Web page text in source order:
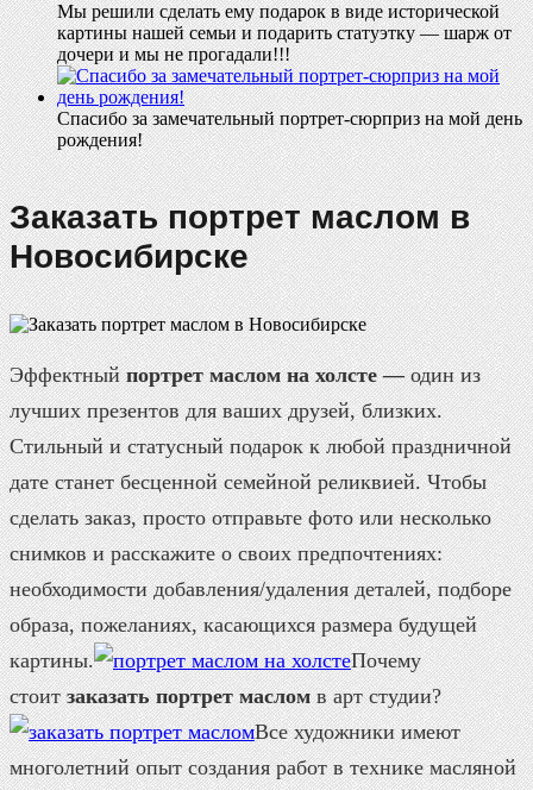
Мы решили сделать ему подарок в виде исторической
картины нашей семьи и подарить статуэтку — шарж от
дочери и мы не прогадали!!!
Спасибо за замечательный портрет-сюрприз на мой день
рождения!
Заказать портрет маслом в
Новосибирске
Эффектныйпортрет маслом на холсте —один из
лучших презентов для ваших друзей, близких.
Стильный и статусный подарок к любой праздничной
дате станет бесценной семейной реликвией. Чтобы
сделать заказ, просто отправьте фото или несколько
снимков и расскажите о своих предпочтениях:
необходимости добавления/удаления деталей, подборе
образа, пожеланиях, касающихся размера будущей
картины.
Почему
стоитзаказать портрет масломв арт студии?
Все художники имеют
многолетний опыт создания работ в технике масляной